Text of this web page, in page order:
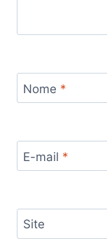
Nome *
E-mail *
Site